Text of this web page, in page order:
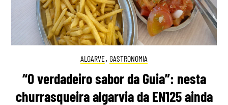
ALGARVE, GASTRONOMIA
“O verdadeiro sabor da Guia”: nesta
churrasqueira algarvia da EN125 ainda